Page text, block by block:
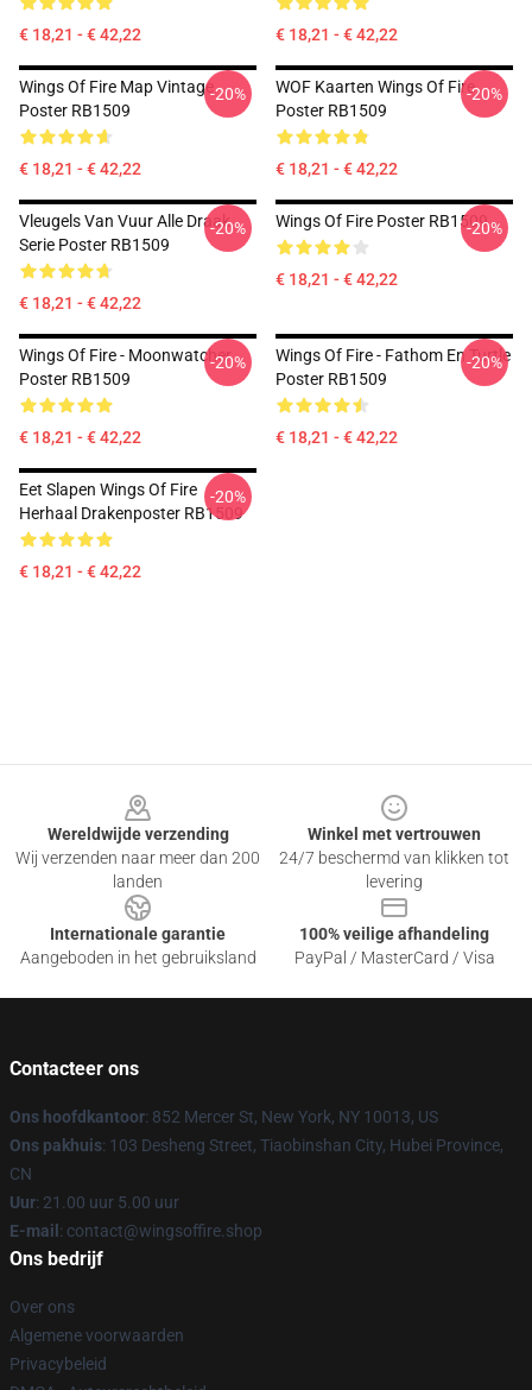
€ 18,21 - € 42,22 € 18,21 - € 42,22
Wings Of Fire Map Vintage
Poster RB1509
€ 18,21 - € 42,22
-20%
WOF Kaarten Wings Of Fire
Poster RB1509
€ 18,21 - € 42,22
-20%
Vleugels Van Vuur Alle Draak
Serie Poster RB1509
€ 18,21 - € 42,22
-20% Wings Of Fire Poster RB1509
€ 18,21 - € 42,22
-20%
Wings Of Fire - Moonwatcher
Poster RB1509
€ 18,21 - € 42,22
-20%
Wings Of Fire - Fathom En Turtle
Poster RB1509
€ 18,21 - € 42,22
-20%
Eet Slapen Wings Of Fire
Herhaal Drakenposter RB1509
€ 18,21 - € 42,22
-20%
Wereldwijde verzending
Wij verzenden naar meer dan 200
landen
Winkel met vertrouwen
24/7 beschermd van klikken tot
levering
Internationale garantie
Aangeboden in het gebruiksland
100% veilige afhandeling
PayPal / MasterCard / Visa
Contacteer ons
Ons hoofdkantoor: 852 Mercer St, New York, NY 10013, US
Ons pakhuis: 103 Desheng Street, Tiaobinshan City, Hubei Province,
CN
Uur: 21.00 uur 5.00 uur
E-mail : contact@wingsoffire.shop
Ons bedrijf
Over ons
Algemene voorwaarden
Privacybeleid